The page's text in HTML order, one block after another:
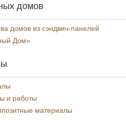
домов
домов из сэндвич-панелей
Дом»
и работы
материалы